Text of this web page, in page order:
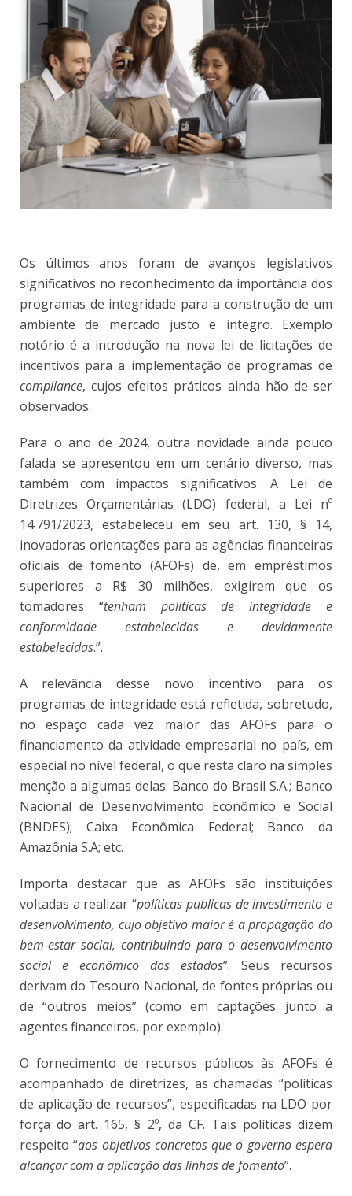
Os últimos anos foram de avanços legislativos
significativos no reconhecimento da importância dos
programas de integridade para a construção de um
ambiente de mercado justo e íntegro. Exemplo
notório é a introdução na nova lei de licitações de
incentivos para a implementação de programas de
compliance, cujos efeitos práticos ainda hão de ser
observados.
Para o ano de 2024, outra novidade ainda pouco
falada se apresentou em um cenário diverso, mas
também com impactos significativos. A Lei de
Diretrizes Orçamentárias (LDO) federal, a Lei nº
14.791/2023, estabeleceu em seu art. 130, § 14,
inovadoras orientações para as agências financeiras
oficiais de fomento (AFOFs) de, em empréstimos
superiores a R$ 30 milhões, exigirem que os
tomadores “tenham políticas de integridade e
conformidade estabelecidas e devidamente
estabelecidas.”.
A relevância desse novo incentivo para os
programas de integridade está refletida, sobretudo,
no espaço cada vez maior das AFOFs para o
financiamento da atividade empresarial no país, em
especial no nível federal, o que resta claro na simples
menção a algumas delas: Banco do Brasil S.A.; Banco
Nacional de Desenvolvimento Econômico e Social
(BNDES); Caixa Econômica Federal; Banco da
Amazônia S.A; etc.
Importa destacar que as AFOFs são instituições
voltadas a realizar “políticas publicas de investimento e
desenvolvimento, cujo objetivo maior é a propagação do
bem-estar social, contribuindo para o desenvolvimento
social e econômico dos estados”. Seus recursos
derivam do Tesouro Nacional, de fontes próprias ou
de “outros meios” (como em captações junto a
agentes financeiros, por exemplo).
O fornecimento de recursos públicos às AFOFs é
acompanhado de diretrizes, as chamadas “políticas
de aplicação de recursos”, especificadas na LDO por
força do art. 165, § 2º, da CF. Tais políticas dizem
respeito “aos objetivos concretos que o governo espera
alcançar com a aplicação das linhas de fomento”.